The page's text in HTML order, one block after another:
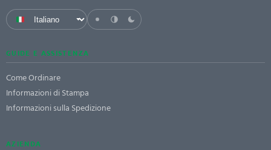
GUIDE E ASSISTENZA
Come Ordinare
Informazioni di Stampa
Informazioni sulla Spedizione
AZIENDA